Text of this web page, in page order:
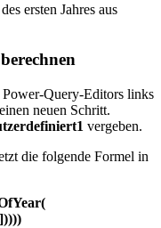
ersten Jahres aus
Query-Editors links
neuen Schritt.
vergeben.
die folgende Formel in